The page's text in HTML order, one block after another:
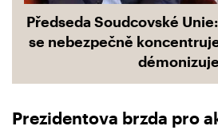
Předseda Soudcovské
se nebezpečně
démonizuje
Prezidentova brzda pro